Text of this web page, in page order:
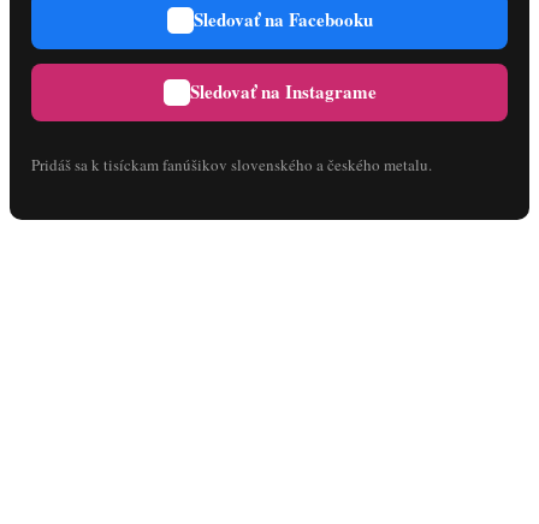
Sledovať na Facebooku
Sledovať na Instagrame
Pridáš sa k tisíckam fanúšikov slovenského a českého metalu.